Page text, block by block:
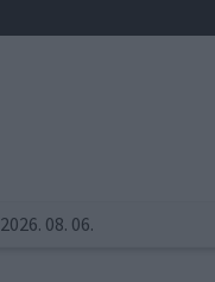
2026. 08. 06.